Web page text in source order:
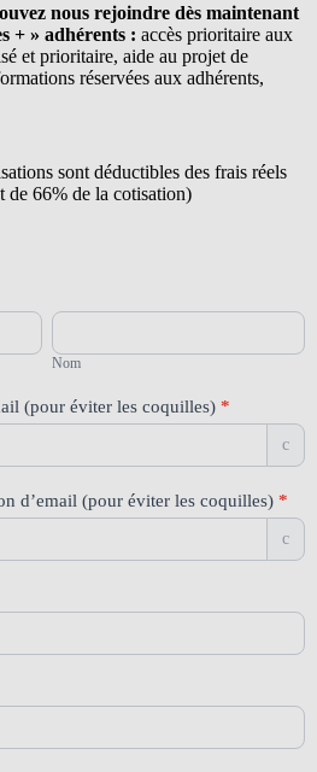
nous rejoindre dès maintenant
+ » adhérents : accès prioritaire aux
et prioritaire, aide au projet de
réservées aux adhérents,
sont déductibles des frais réels
de 66% de la cotisation)
Nom
Nom
(pour éviter les coquilles) *
c
d’email (pour éviter les coquilles) *
c